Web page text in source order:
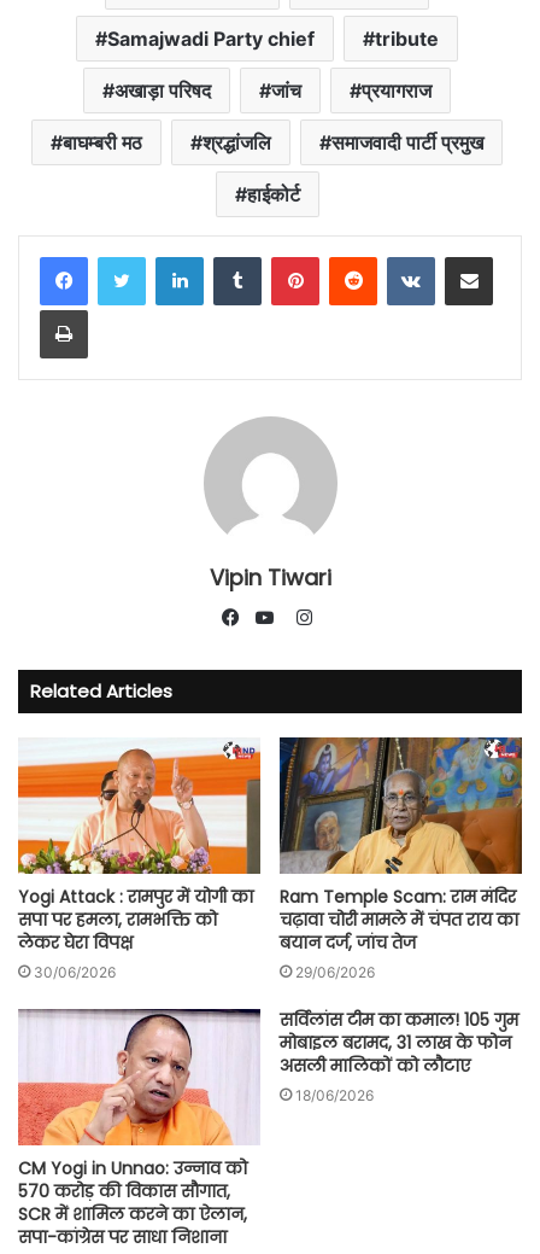
Samajwadi Party chief tribute
अखाड़ा परिषद जांच प्रयागराज
बाघम्बरी मठ श्रद्धांजलि समाजवादी पार्टी प्रमुख
हाईकोर्ट
LinkedInTumblr PinterestReddit VKontakteShare via Email
Print
Vipin Tiwari
Instagram
Related Articles
Yogi Attack : रामपुर में योगी का
सपा पर हमला, रामभक्ति को
लेकर घेरा विपक्ष
30/06/2026
Ram Temple Scam: राम मंदिर
चढ़ावा चोरी मामले में चंपत राय का
बयान दर्ज, जांच तेज
29/06/2026
CM Yogi in Unnao: उन्नाव को
570 करोड़ की विकास सौगात,
SCR में शामिल करने का ऐलान,
सपा-कांग्रेस पर साधा निशाना
सर्विलांस टीम का कमाल! 105 गुम
मोबाइल बरामद, 31 लाख के फोन
असली मालिकों को लौटाए
18/06/2026